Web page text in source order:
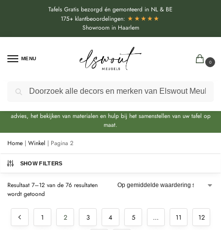
Tafels Gratis bezorgd én gemonteerd in NL & BE
175+ klantbeoordelingen: ★★★★★
Showroom in Haarlem
MENU
0
Door de bouwvakperiode geldt momenteel een extra levertijd van circa 3 weken
advies, het bekijken van materialen en hulp bij het samenstellen van uw tafel op
maat.
Home | Winkel | Pagina 2
SHOW FILTERS
Resultaat 7–12 van de 76 resultaten
wordt getoond
1 2 3 4 5 … 11 12